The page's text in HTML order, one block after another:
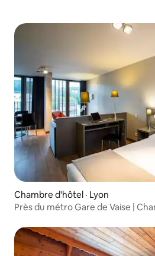
Chambre d'hôtel · Lyon
Près du métro Gare de Vaise |